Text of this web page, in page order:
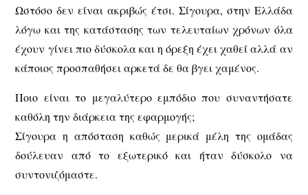
Ωστόσο δεν είναι ακριβώς έτσι. Σίγουρα, στην Ελλάδα
λόγω και της κατάστασης των τελευταίων χρόνων όλα
έχουν γίνει πιο δύσκολα και η όρεξη έχει χαθεί αλλά αν
κάποιος προσπαθήσει αρκετά δε θα βγει χαμένος.
Ποιο είναι το μεγαλύτερο εμπόδιο που συναντήσατε
καθόλη την διάρκεια της εφαρμογής;
Σίγουρα η απόσταση καθώς μερικά μέλη της ομάδας
δούλευαν από το εξωτερικό και ήταν δύσκολο να
συντονιζόμαστε.